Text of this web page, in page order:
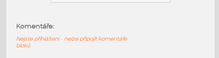
DWG Bezpečnost
Komentáře:
Nejste přihlášeni - nelze připojit komentáře
bloků